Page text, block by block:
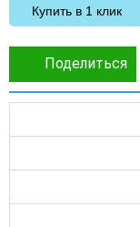
Купить в 1 клик
Поделиться